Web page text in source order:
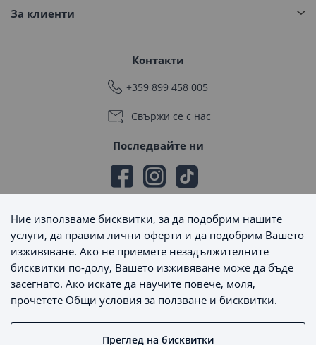
За клиенти
Контакти
+359 899 458 005
Свържи се с нас
Последвайте ни
Начини на плащане
Начини на доставка
Ние използваме бисквитки, за да подобрим нашите
услуги, да правим лични оферти и да подобрим Вашето
изживяване. Ако не приемете незадължителните
бисквитки по-долу, Вашето изживяване може да бъде
засегнато. Ако искате да научите повече, моля,
прочетете Общи условия за ползване и бисквитки.
Преглед на бисквитки